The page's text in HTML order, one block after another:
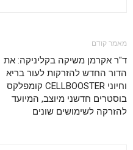
מאמר קודם
ד"ר אקרמן משיקה בקליניקה: את
הדור החדש להזרקות לעור בריא
וחיוני CELLBOOSTER קומפלקס
בוסטרים חדשני מיוצב, המיועד
להזרקה לשימושים שונים